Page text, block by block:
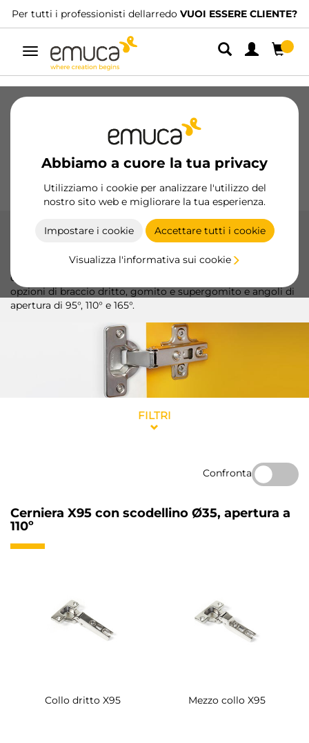
i professionisti dellarredoVUOI ESSERE CLIENTE?
Navigazione
Abbiamo a cuore la tua privacy
Utilizziamo i cookie per analizzare l'utilizzo del
nostro sito web e migliorare la tua esperienza.
Impostare i cookie Accettare tutti i cookie
Visualizza l'informativa sui cookie
Cerniere
Scorrevoli Cucina
Cerniere X95
Le cerniere X95 di Emuca, realizzate in acciaio di alta
qualità, offrono una chiusura precisa e affidabile con
opzioni di braccio dritto, gomito e supergomito e angoli di
apertura di 95°, 110° e 165°.
FILTRI
Confronta
Cerniera X95 con scodellino Ø35, apertura a
110º
Collo dritto X95 Mezzo collo X95